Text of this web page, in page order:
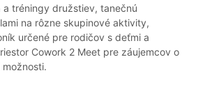
a tréningy družstiev, tanečnú
na rôzne skupinové aktivity,
určené pre rodičov s deťmi a
Cowork 2 Meet pre záujemcov o